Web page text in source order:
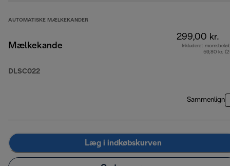
AUTOMATISKE MÆLKEKANDER
Mælkekande
DLSC022
299,00 kr.
Inkluderet
59,80 kr.
Sammenlign
Læg i indkøbskurven